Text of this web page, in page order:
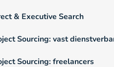
& Executive Search
Sourcing: vast
Sourcing: freelancers